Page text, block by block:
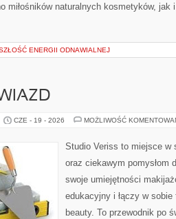
miłośników naturalnych kosmetyków, jak
ENERGII ODNAWIALNEJ
CZE - 19 - 2026 MOŻLIWOŚĆ
Studio Veriss to miejsce w
oraz ciekawym pomysłom
swoje umiejętności
edukacyjny i łączy w
beauty. To przewodnik po